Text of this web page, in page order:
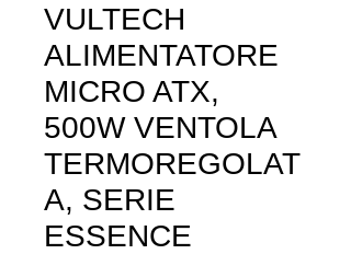
VULTECH
ALIMENTATORE
MICRO ATX,
500W VENTOLA
TERMOREGOLAT
A, SERIE
ESSENCE